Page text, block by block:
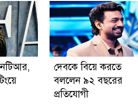
দেবকে বিয়ে করতে
বললেন ৯২ বছরের
প্রতিযোগী